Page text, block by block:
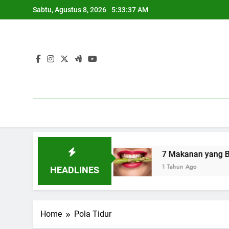
to
Sabtu, Agustus 8, 2026 5:33:38 AM
HEADLINES
7 Makanan yang Bantu
1 Tahun Ago
Home Pola Tidur